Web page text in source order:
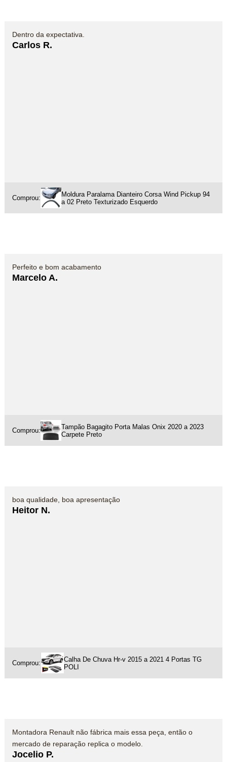
Dentro da expectativa.
Carlos R.
Comprou:
Moldura Paralama Dianteiro Corsa Wind Pickup 94
a 02 Preto Texturizado Esquerdo
Perfeito e bom acabamento
Marcelo A.
Comprou:
Tampão Bagagito Porta Malas Onix 2020 a 2023
Carpete Preto
boa qualidade, boa apresentação
Heitor N.
Comprou:
Calha De Chuva Hr-v 2015 a 2021 4 Portas TG
POLI
Montadora Renault não fábrica mais essa peça, então o
mercado de reparação replica o modelo.
Jocelio P.